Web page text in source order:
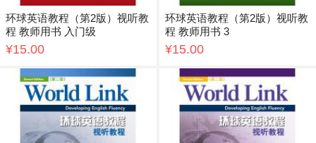
环球英语教程（第2版）视听教
程 教师用书 入门级
¥15.00
环球英语教程（第2版）视听教
程 教师用书 3
¥15.00